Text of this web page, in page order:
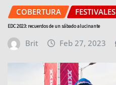
COBERTURA FESTIVALES
EDC 2023: recuerdos de un sábado alucinante
Brit Feb 27, 2023